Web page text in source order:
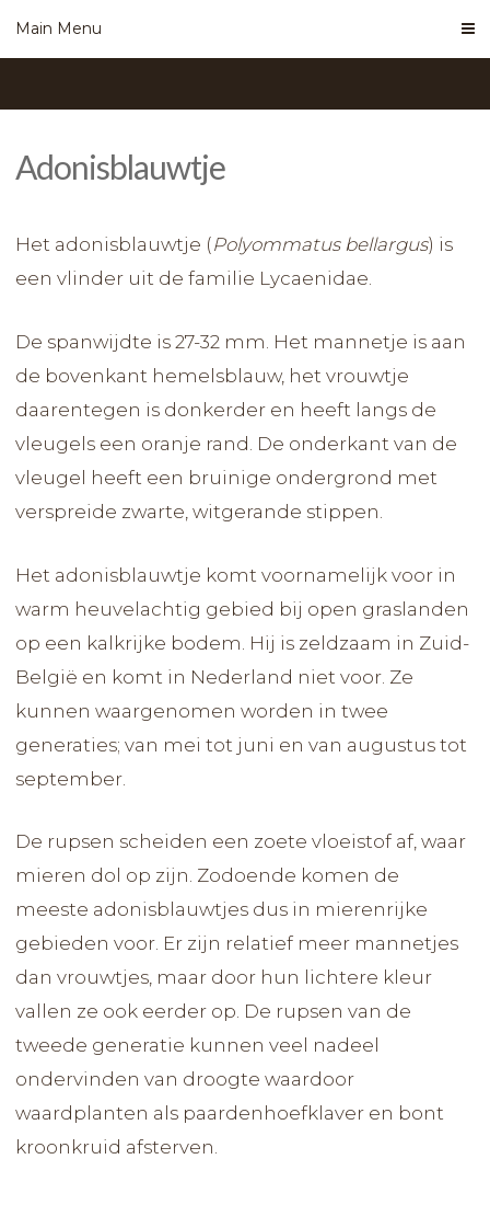
Main Menu
Adonisblauwtje
Het adonisblauwtje (Polyommatusbellargus) is
een vlinder uit de familie Lycaenidae.
De spanwijdte is 27-32 mm. Het mannetje is aan
de bovenkant hemelsblauw, het vrouwtje
daarentegen is donkerder en heeft langs de
vleugels een oranje rand. De onderkant van de
vleugel heeft een bruinige ondergrond met
verspreide zwarte, witgerande stippen.
Het adonisblauwtje komt voornamelijk voor in
warm heuvelachtig gebied bij open graslanden
op een kalkrijke bodem. Hij is zeldzaam in Zuid-
België en komt in Nederland niet voor. Ze
kunnen waargenomen worden in twee
generaties; van mei tot juni en van augustus tot
september.
De rupsen scheiden een zoete vloeistof af, waar
mieren dol op zijn. Zodoende komen de
meeste adonisblauwtjes dus in mierenrijke
gebieden voor. Er zijn relatief meer mannetjes
dan vrouwtjes, maar door hun lichtere kleur
vallen ze ook eerder op. De rupsen van de
tweede generatie kunnen veel nadeel
ondervinden van droogte waardoor
waardplanten als paardenhoefklaver en bont
kroonkruid afsterven.